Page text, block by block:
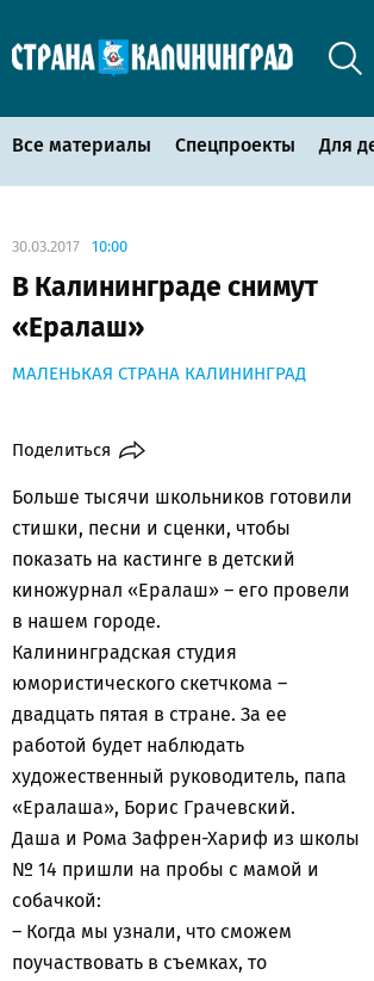
Все материалы Спецпроекты Для
30.03.2017 10:00
В Калининграде снимут
«Ералаш»
МАЛЕНЬКАЯ СТРАНА КАЛИНИНГРАД
Поделиться
Больше тысячи школьников готовили
стишки, песни и сценки, чтобы
показать на кастинге в детский
киножурнал «Ералаш» – его провели
в нашем городе.
Калининградская студия
юмористического скетчкома –
двадцать пятая в стране. За ее
работой будет наблюдать
художественный руководитель, папа
«Ералаша», Борис Грачевский.
Даша и Рома Зафрен-Хариф из школы
№ 14 пришли на пробы с мамой и
собачкой:
– Когда мы узнали, что сможем
поучаствовать в съемках, то